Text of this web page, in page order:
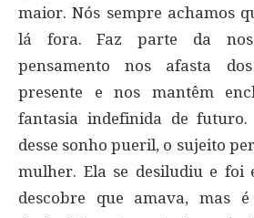
maior. Nós sempre achamos
lá fora. Faz parte da
pensamento nos afasta
presente e nos mantêm
fantasia indefinida de futuro.
desse sonho pueril, o sujeito
mulher. Ela se desiludiu e foi
descobre que amava, mas